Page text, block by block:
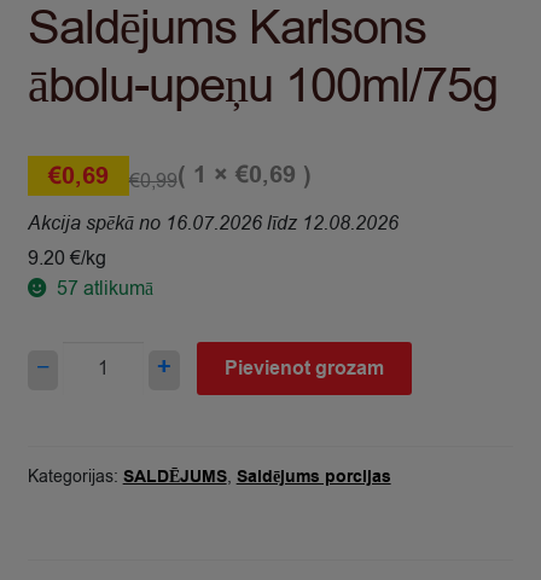
Saldējums Karlsons
ābolu-upeņu 100ml/75g
€0,99
€0,69 ( 1 × €0,69 )
Akcija spēkā no 16.07.2026 līdz 12.08.2026
9.20 €/kg
57 atlikumā
−
Saldējums
100ml/75g
+ Pievienot grozam
Kategorijas: SALDĒJUMS, Saldējums porcijas